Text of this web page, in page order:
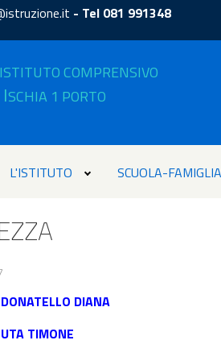
- Tel 081 991348
ISTITUTO COMPRENSIVO
ISCHIA 1 PORTO
L'ISTITUTO SCUOLA-FAMIGLIA
DIANA
TIMONE